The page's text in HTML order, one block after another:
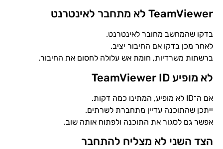
TeamViewer לא מתחבר לאינטרנט
בדקו שהמחשב מחובר לאינטרנט.
לאחר מכן בדקו אם החיבור יציב.
ברשתות משרדיות, חומת אש עלולה לחסום את החיבור.
לא מופיע TeamViewer ID
אם ה־ID לא מופיע, המתינו כמה דקות.
ייתכן שהתוכנה עדיין מתחברת לשרתים.
אפשר גם לסגור את התוכנה ולפתוח אותה שוב.
הצד השני לא מצליח להתחבר